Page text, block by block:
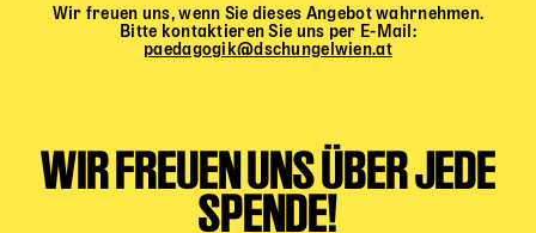
Wir freuen uns, wenn Sie dieses Angebot wahrnehmen.
Bitte kontaktieren Sie uns per E-Mail:
paedagogik@dschungelwien.at
WIR FREUEN UNS ÜBER JEDE
SPENDE!